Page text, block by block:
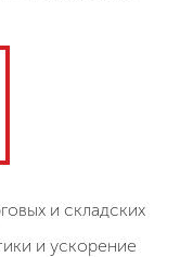
и складских
и ускорение